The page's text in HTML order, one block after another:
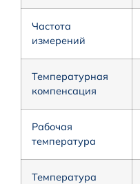
Частота
измерений
Температурная
компенсация
Рабочая
температура
Температура